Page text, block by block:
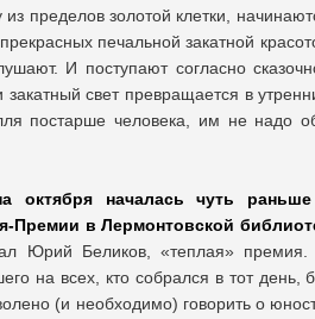
пределов золотой клетки,
прекрасных печальной закатной
И поступают согласно
закатный свет превращается в
постарше человека, им не надо
октября началась чуть
Премии в Лермонтовской
Юрий Беликов, «теплая»
на всех, кто собрался в тот
(и необходимо) говорить о